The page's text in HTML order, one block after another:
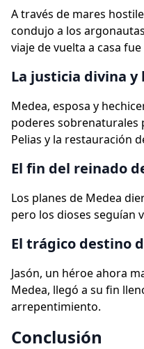
A través de mares
condujo a los
viaje de vuelta a casa
La justicia divina y
Medea, esposa y
poderes sobrenaturales
Pelias y la restauración
El fin del reinado
Los planes de Medea
pero los dioses seguían
El trágico destino
Jasón, un héroe ahora
Medea, llegó a su fin
arrepentimiento.
Conclusión